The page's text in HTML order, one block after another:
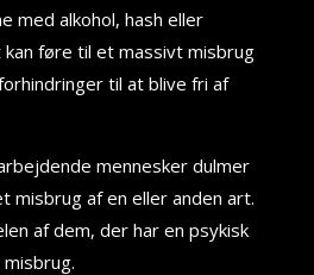
med alkohol, hash eller
føre til et massivt misbrug
til at blive fri af
mennesker dulmer
misbrug af en eller anden art.
af dem, der har en psykisk